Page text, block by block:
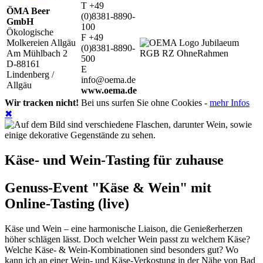
ÖMA Beer
GmbH
Ökologische
Molkereien Allgäu
Am Mühlbach 2
D-88161
Lindenberg /
Allgäu
T +49
(0)8381-8890-
100
F +49
(0)8381-8890-
500
E
info@oema.de
www.oema.de
Wir tracken nicht! Bei uns surfen Sie ohne Cookies - mehr Infos
✖
Käse- und Wein-Tasting für zuhause
Genuss-Event "Käse & Wein" mit
Online-Tasting (live)
Käse und Wein – eine harmonische Liaison, die Genießerherzen
höher schlägen lässt. Doch welcher Wein passt zu welchem Käse?
Welche Käse- & Wein-Kombinationen sind besonders gut? Wo
kann ich an einer Wein- und Käse-Verkostung in der Nähe von Bad